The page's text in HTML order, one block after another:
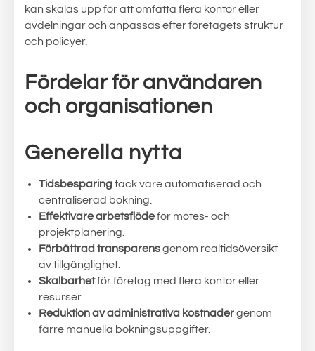
kan skalas upp för att omfatta flera kontor eller
avdelningar och anpassas efter företagets struktur
och policyer.
Fördelar för användaren
och organisationen
Generella nytta
Tidsbesparingtack vare automatiserad och
centraliserad bokning.
Effektivare arbetsflödeför mötes- och
projektplanering.
Förbättrad transparensgenom realtidsöversikt
av tillgänglighet.
Skalbarhetför företag med flera kontor eller
resurser.
Reduktion av administrativa kostnadergenom
färre manuella bokningsuppgifter.